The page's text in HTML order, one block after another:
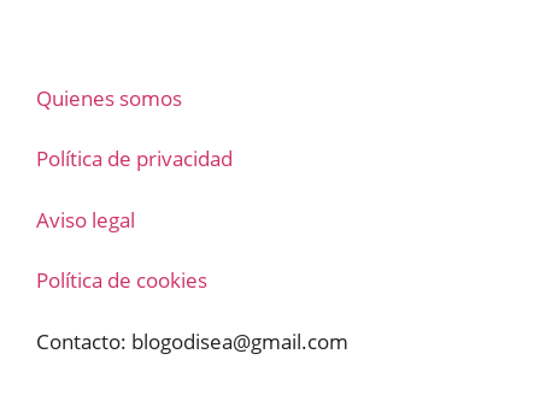
Quienes somos
Política de privacidad
Aviso legal
Política de cookies
Contacto: blogodisea@gmail.com